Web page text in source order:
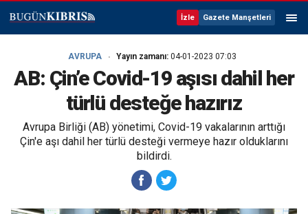
İzle Gazete Manşetleri
AVRUPA Yayın zamanı: 04-01-2023 07:03
AB: Çin’e Covid-19 aşısı dahil her
türlü desteğe hazırız
Avrupa Birliği (AB) yönetimi, Covid-19 vakalarının arttığı
Çin'e aşı dahil her türlü desteği vermeye hazır olduklarını
bildirdi.